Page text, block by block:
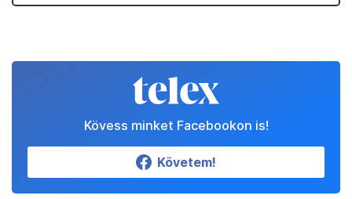
Kövess minket Facebookon is!
Követem!